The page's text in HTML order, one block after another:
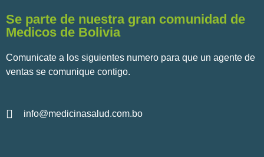
Se parte de nuestra gran comunidad de
Medicos de Bolivia
Comunicate a los siguientes numero para que un agente de
ventas se comunique contigo.
info@medicinasalud.com.bo